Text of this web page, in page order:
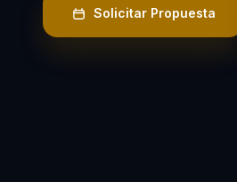
Solicitar Propuesta